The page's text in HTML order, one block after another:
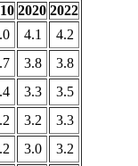
2020 2022
4.1
4.2
3.8
3.8
3.3
3.5
3.2
3.3
3.0
3.2